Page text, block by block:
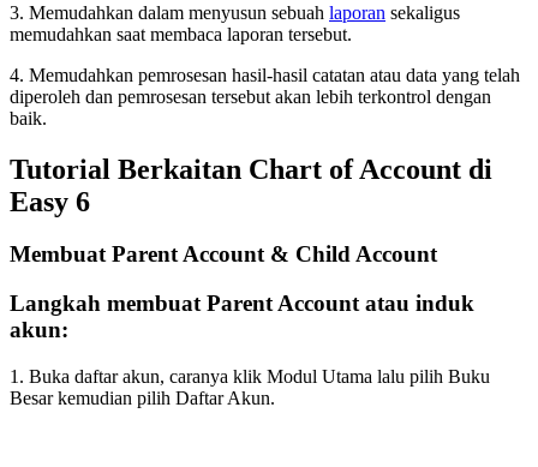
3. Memudahkan dalam menyusun sebuah laporan sekaligus
memudahkan saat membaca laporan tersebut.
4. Memudahkan pemrosesan hasil-hasil catatan atau data yang telah
diperoleh dan pemrosesan tersebut akan lebih terkontrol dengan
baik.
Tutorial Berkaitan Chart of Account di
Easy 6
Membuat Parent Account & Child Account
Langkah membuat Parent Account atau induk
akun:
1. Buka daftar akun, caranya klik Modul Utama lalu pilih Buku
Besar kemudian pilih Daftar Akun.